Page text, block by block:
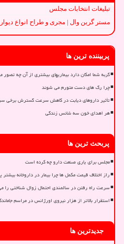
تبلیغات انتخابات مجلس
مستر گرین وال | مجری و طراح انواع
پربیننده ترین ها
گربه شما امکان دارد بیماریهای بیشتری از آن چه تصور
چرا رگ های دست متورم می شوند
تأثیر داروهای دیابت در کاهش سرعت گسترش برخی
هر اهدای خون سه شانس زندگی
پربحث ترین ها
مجلس برای یاری صنعت دارو چه کرده است
راز اختلاف قیمت مکمل ها چرا بیمار در داروخانه
سرعت راه رفتن در سالمندی احتمال زوال شناختی را
استقرار بالاتر از هزار نیروی اورژانس در مراسم
جدیدترین ها